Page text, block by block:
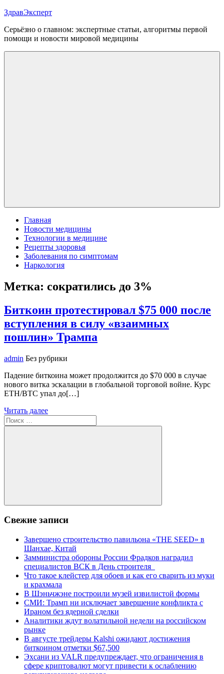
Перейти
содержимому
ЗдравЭксперт
Серьёзно о главном: экспертные статьи, алгоритмы первой
помощи и новости мировой медицины
Главная
Новости медицины
Технологии в медицине
Рецепты здоровья
Заболевания по симптомам
Наркология
Метка: сократились до 3%
Биткоин протестировал $75 000 после
вступления в силу «взаимных
пошлин» Трампа
admin Без рубрики
Падение биткоина может продолжится до $70 000 в случае
нового витка эскалации в глобальной торговой войне. Курс
ETH/BTC упал до[…]
Читать далее
Поиск
для:
Поиск
Свежие записи
Завершено строительство павильона «THE SEED» в
Шанхае, Китай
Замминистра обороны России Фрадков наградил
специалистов ВСК в День строителя
Что такое клейстер для обоев и как его сварить из муки
и крахмала
В Шэньчжэне построили музей извилистой формы
СМИ: Трамп ни исключает завершение конфликта с
Ираном без ядерной сделки
Аналитики ждут волатильной недели на российском
рынке
В августе трейдеры Kalshi ожидают достижения
биткоином отметки $67,500
Эхсани из VALR предупреждает, что ограничения в
сфере криптовалют могут привести к ослаблению